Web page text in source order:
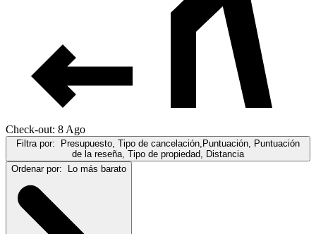
Check-out: 8 Ago
Filtra por:
Presupuesto, Tipo de cancelación,Puntuación, Puntuación
de la reseña, Tipo de propiedad, Distancia
Ordenar por:
Lo más barato